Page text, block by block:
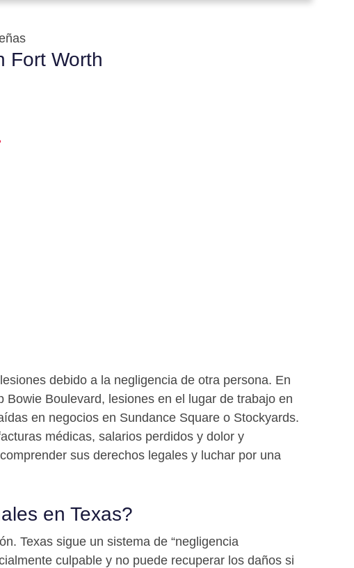
Fort Worth
debido a la negligencia de otra persona. En
Boulevard, lesiones en el lugar de trabajo en
en negocios en Sundance Square o Stockyards.
médicas, salarios perdidos y dolor y
sus derechos legales y luchar por una
en Texas?
Texas sigue un sistema de “negligencia
culpable y no puede recuperar los daños si